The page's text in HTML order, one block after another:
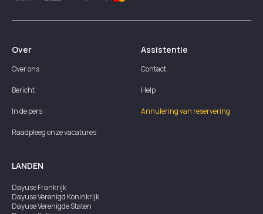
Over
Over ons
Bericht
In de pers
Raadpleeg onze vacatures
Assistentie
Contact
Help
Annulering van reservering
LANDEN
DayuseFrankrijk
DayuseVerenigd Koninkrijk
DayuseVerenigde Staten